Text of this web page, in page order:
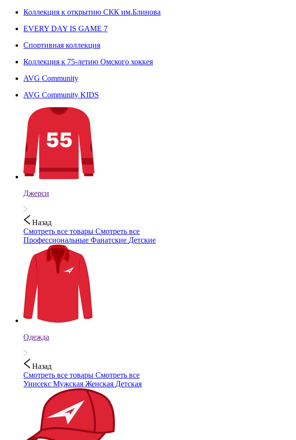
Коллекция к открытию СКК им.Блинова
EVERY DAY IS GAME 7
Спортивная коллекция
Коллекция к 75-летию Омского хоккея
AVG Community
AVG Community KIDS
Джерси
Назад
Смотреть все товары Смотреть все
Профессиональные Фанатские Детские
Одежда
Назад
Смотреть все товары Смотреть все
Унисекс Мужская Женская Детская